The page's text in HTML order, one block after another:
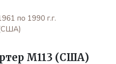
по 1990 г.г.
М113 (США)